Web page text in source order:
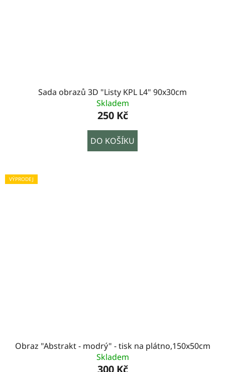
Sada obrazů 3D "Listy KPL L4" 90x30cm
Skladem
250 Kč
DO KOŠÍKU
VÝPRODEJ
Obraz "Abstrakt - modrý" - tisk na plátno,150x50cm
Skladem